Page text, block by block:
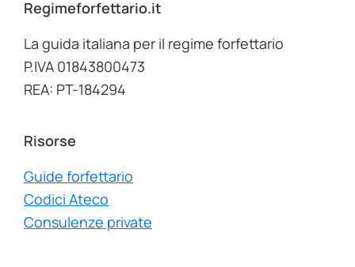
Footer
Regimeforfettario.it
La guida italiana per il regime forfettario
P.IVA 01843800473
REA: PT-184294
Risorse
Guide forfettario
Codici Ateco
Consulenze private